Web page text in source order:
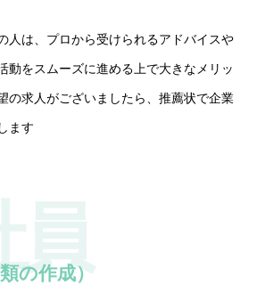
人は、プロから受けられるアドバイスや
動をスムーズに進める上で大きなメリッ
の求人がございましたら、推薦状で企業
ます
の作成）